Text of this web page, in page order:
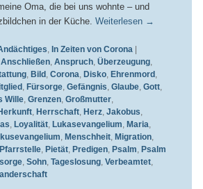
Oma, die bei uns wohnte – und
in der Küche. Weiterlesen →
In Zeiten von Corona |
Anschließen, Anspruch, Überzeugung,
, Bild, Corona Disko, Ehrenmord,
, Fürsorge, Gefängnis Glaube, Gott,
Wille, Grenzen, Großmutter,
, Herrschaft, Herz, Jakobus
Loyalität, Lukasevangelium Maria
Menschheit, Migration,
Pfarrstelle, Pietät, Predigen, Psalm Psalm
, Sohn, Tageslosung, Verbeamtet,